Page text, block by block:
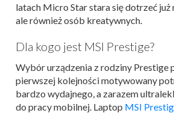
latach Micro Star stara się dotrzeć już
ale również osób kreatywnych.
Dla kogo jest MSI Prestige?
Wybór urządzenia z rodziny Prestige
pierwszej kolejności motywowany
bardzo wydajnego, a zarazem
do pracy mobilnej. Laptop MSI